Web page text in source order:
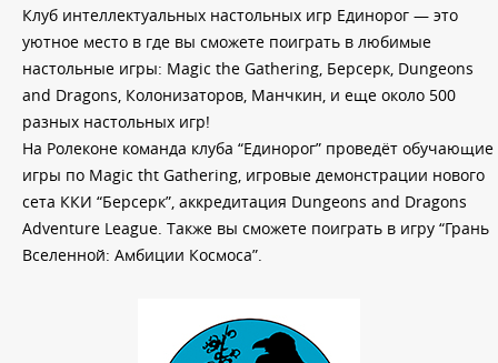
Клуб интеллектуальных настольных игр Единорог — это
уютное место в где вы сможете поиграть в любимые
настольные игры: Magic the Gathering, Берсерк, Dungeons
and Dragons, Колонизаторов, Манчкин, и еще около 500
разных настольных игр!
На Ролеконе команда клуба “Единорог” проведёт обучающие
игры по Magic tht Gathering, игровые демонстрации нового
сета ККИ “Берсерк”, аккредитация Dungeons and Dragons
Adventure League. Также вы сможете поиграть в игру “Грань
Вселенной: Амбиции Космоса”.